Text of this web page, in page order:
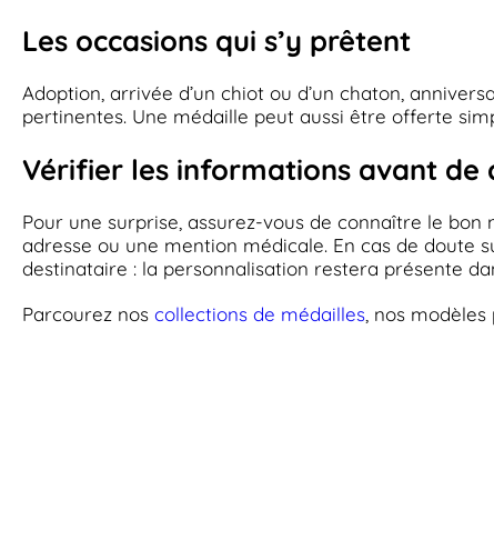
Les occasions qui s’y prêtent
Adoption, arrivée d’un chiot ou d’un chaton,
pertinentes. Une médaille peut aussi être offerte
Vérifier les informations avant de
Pour une surprise, assurez-vous de connaître le
adresse ou une mention médicale. En cas de doute
destinataire : la personnalisation restera présente
Parcourez nos collections de médailles, nos modèles